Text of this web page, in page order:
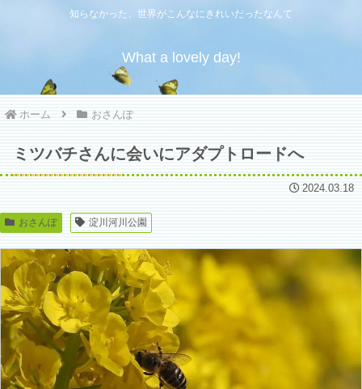
知らなかった、世界がこんなにきれいだったなんて
What a lovely day!
ホーム おさんぽ
ミツバチさんに会いにアダプトロードへ
2024.03.18
おさんぽ 淀川河川公園